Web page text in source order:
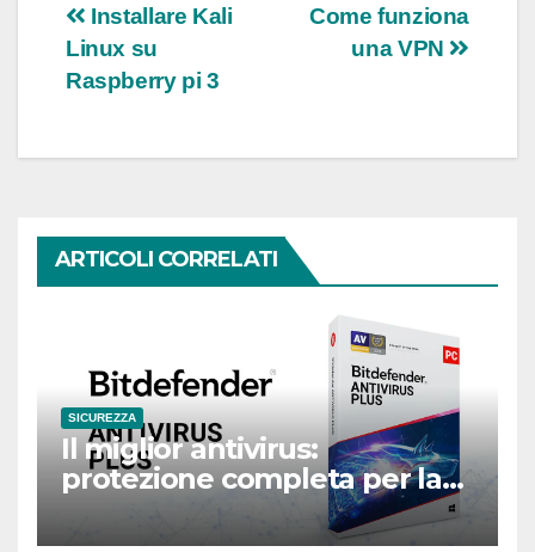
Navigazione
articoli
Come funziona
una VPN
Installare Kali
Linux su
Raspberry pi 3
ARTICOLI CORRELATI
SICUREZZA
Il miglior antivirus:
protezione completa per la
sicurezza informatica